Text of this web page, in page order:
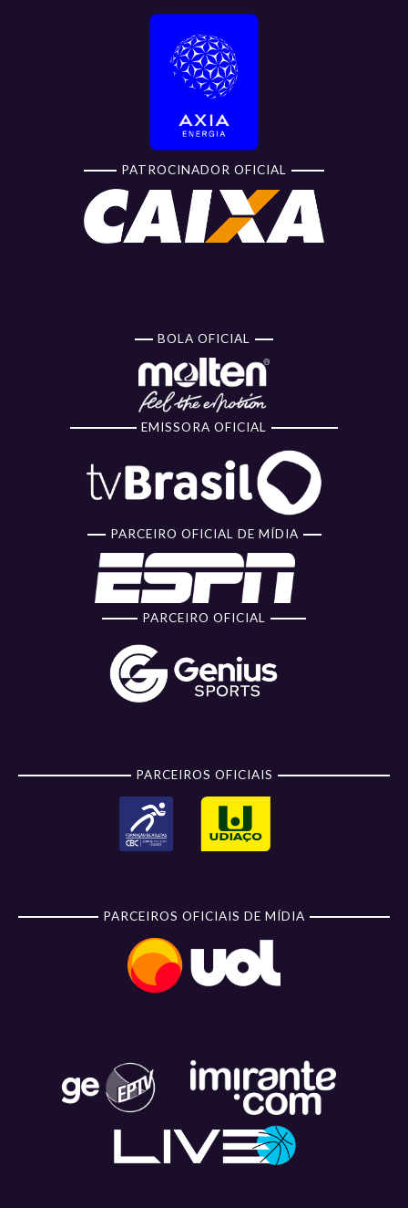
PATROCINADOR OFICIAL
BOLA OFICIAL
EMISSORA OFICIAL
PARCEIRO OFICIAL DE MÍDIA
PARCEIRO OFICIAL
PARCEIROS OFICIAIS
PARCEIROS OFICIAIS DE MÍDIA